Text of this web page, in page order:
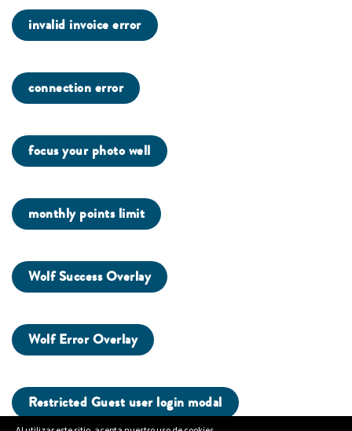
invalid invoice error
connection error
focus your photo well
monthly points limit
Wolf Success Overlay
Wolf Error Overlay
Restricted Guest user login modal